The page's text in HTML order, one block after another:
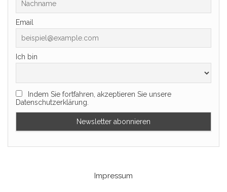
Email
Ich bin
Indem Sie fortfahren, akzeptieren Sie unsere
Datenschutzerklärung.
Impressum